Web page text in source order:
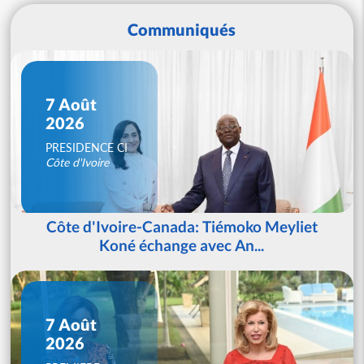
Communiqués
7 Août
2026
PRESIDENCE CI
Côte d'Ivoire
Côte d'Ivoire-Canada: Tiémoko Meyliet
Koné échange avec An...
7 Août
2026